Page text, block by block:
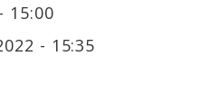
15:00
- 15:35